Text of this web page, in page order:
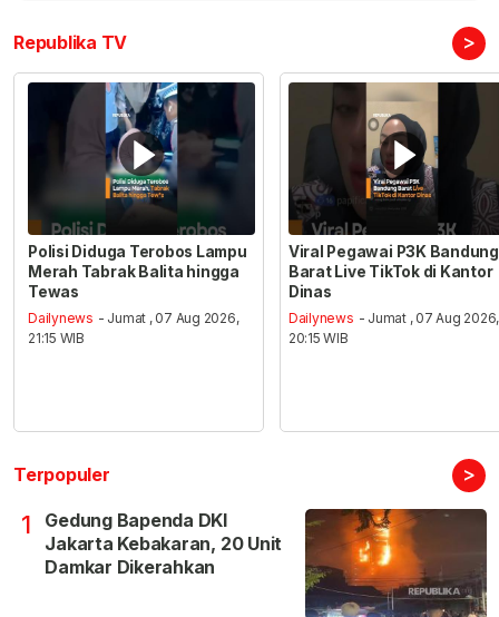
Republika TV >
Polisi Diduga Terobos Lampu
Merah Tabrak Balita hingga
Tewas
Dailynews - Jumat , 07 Aug 2026,
21:15 WIB
Viral Pegawai P3K Bandung
Barat Live TikTok di Kantor
Dinas
Dailynews - Jumat , 07 Aug 2026,
20:15 WIB
Terpopuler >
1
Gedung Bapenda DKI
Jakarta Kebakaran, 20 Unit
Damkar Dikerahkan